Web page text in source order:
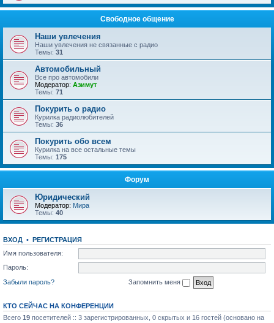
Свободное общение
Наши увлечения
Наши увлечения не связанные с радио
Темы: 31
Автомобильный
Все про автомобили
Модератор: Азимут
Темы: 71
Покурить о радио
Курилка радиолюбителей
Темы: 36
Покурить обо всем
Курилка на все остальные темы
Темы: 175
Форум
Юридический
Модератор: Мира
Темы: 40
ВХОД • РЕГИСТРАЦИЯ
Имя пользователя:
Пароль:
Забыли пароль?
Запомнить меня
КТО СЕЙЧАС НА КОНФЕРЕНЦИИ
Всего 19 посетителей :: 3 зарегистрированных, 0 скрытых и 16 гостей (основано на